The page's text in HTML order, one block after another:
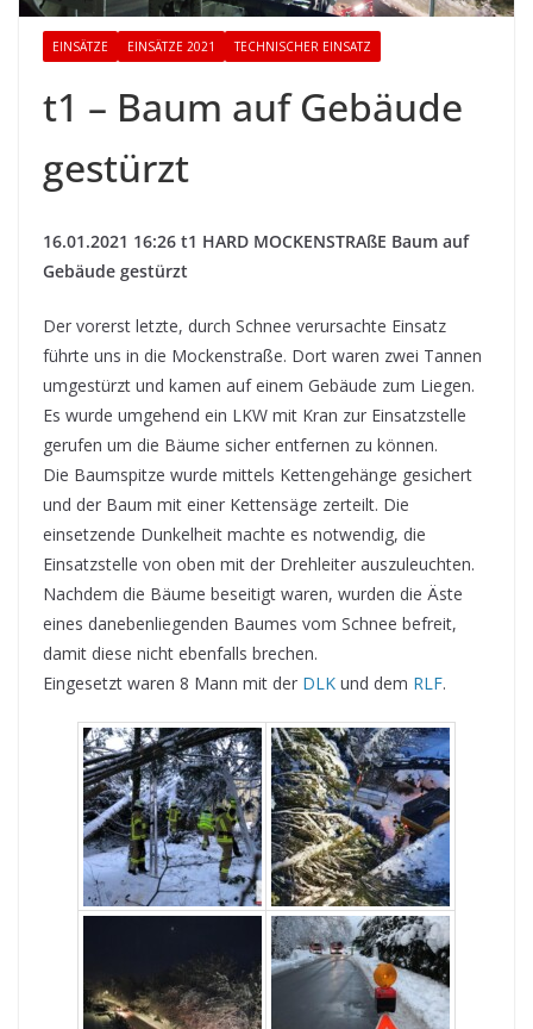
EINSÄTZE EINSÄTZE 2021 TECHNISCHER EINSATZ
t1 – Baum auf Gebäude
gestürzt
16.01.2021 16:26 t1 HARD MOCKENSTRAßE Baum auf
Gebäude gestürzt
Der vorerst letzte, durch Schnee verursachte Einsatz
führte uns in die Mockenstraße. Dort waren zwei Tannen
umgestürzt und kamen auf einem Gebäude zum Liegen.
Es wurde umgehend ein LKW mit Kran zur Einsatzstelle
gerufen um die Bäume sicher entfernen zu können.
Die Baumspitze wurde mittels Kettengehänge gesichert
und der Baum mit einer Kettensäge zerteilt. Die
einsetzende Dunkelheit machte es notwendig, die
Einsatzstelle von oben mit der Drehleiter auszuleuchten.
Nachdem die Bäume beseitigt waren, wurden die Äste
eines danebenliegenden Baumes vom Schnee befreit,
damit diese nicht ebenfalls brechen.
Eingesetzt waren 8 Mann mit der DLK und dem RLF.